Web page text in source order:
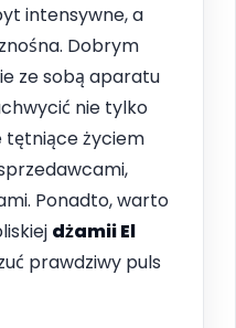
intensywne, a
Dobrym
ze sobą aparatu
nie tylko
tętniące życiem
Ponadto, warto
dżamii El
prawdziwy puls